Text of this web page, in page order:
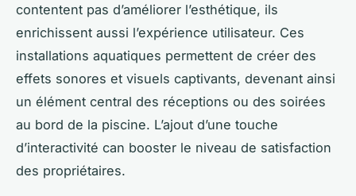
contentent pas d’améliorer l’esthétique, ils
enrichissent aussi l’expérience utilisateur. Ces
installations aquatiques permettent de créer des
effets sonores et visuels captivants, devenant ainsi
un élément central des réceptions ou des soirées
au bord de la piscine. L’ajout d’une touche
d’interactivité can booster le niveau de satisfaction
des propriétaires.